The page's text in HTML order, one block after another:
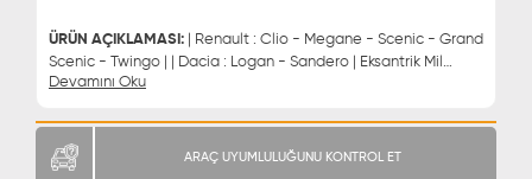
ÜRÜN AÇIKLAMASI: | Renault : Clio - Megane - Scenic - Grand
Scenic - Twingo | | Dacia : Logan - Sandero | Eksantrik Mil
Sensörü
Devamını Oku
ARAÇ UYUMLULUĞUNU KONTROL ET